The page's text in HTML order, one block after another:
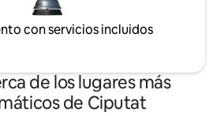
con servicios incluidos
de los lugares más
de Ciputat